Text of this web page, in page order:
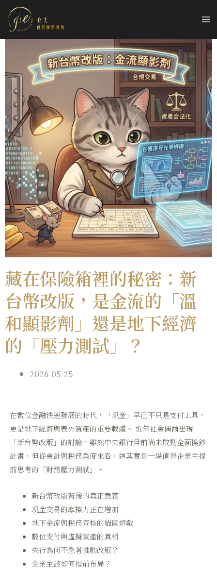
藏在保險箱裡的秘密：新
台幣改版，是金流的「溫
和顯影劑」還是地下經濟
的「壓力測試」？
2026-05-25
在數位金融快速發展的時代，「現金」早已不只是支付工具，
更是地下經濟與表外資產的重要載體。 近年社會偶爾出現
「新台幣改版」的討論，雖然中央銀行目前尚未啟動全面換鈔
計畫，但從會計與稅務角度來看，這其實是一場值得企業主提
前思考的「財務壓力測試」。
新台幣改版背後的真正意義
現金交易的摩擦力正在增加
地下金流與稅務查核的貓鼠遊戲
數位支付與虛擬資產的真相
央行為何不急著推動改版？
企業主該如何提前布局？